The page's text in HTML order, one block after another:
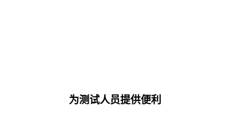
为测试人员提供便利